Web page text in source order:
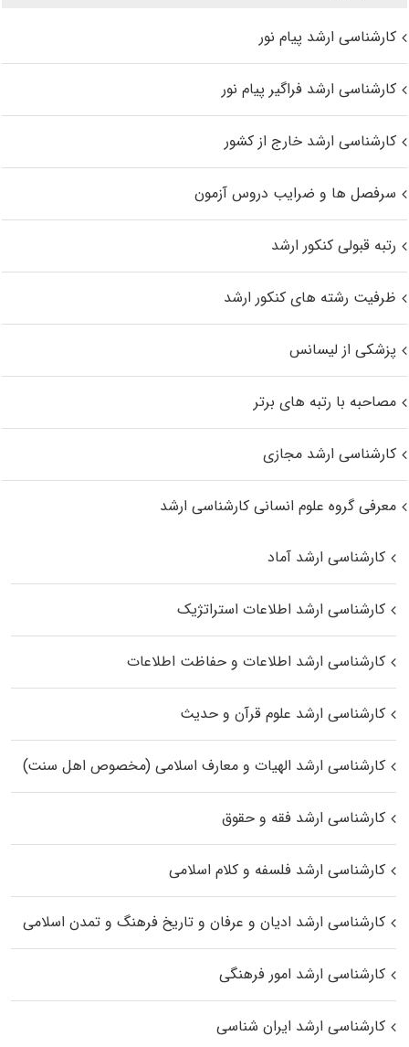
کارشناسی ارشد پیام نور
کارشناسی ارشد فراگیر پیام نور
کارشناسی ارشد خارج از کشور
سرفصل ها و ضرایب دروس آزمون
رتبه قبولی کنکور ارشد
ظرفیت رشته های کنکور ارشد
پزشکی از لیسانس
مصاحبه با رتبه های برتر
کارشناسی ارشد مجازی
معرفی گروه علوم انسانی کارشناسی ارشد
کارشناسی ارشد آماد
کارشناسی ارشد اطلاعات استراتژیک
کارشناسی ارشد اطلاعات و حفاظت اطلاعات
کارشناسی ارشد علوم قرآن و حدیث
کارشناسی ارشد الهیات و معارف اسلامی (مخصوص اهل سنت)
کارشناسی ارشد فقه و حقوق
کارشناسی ارشد فلسفه و کلام اسلامی
کارشناسی ارشد ادیان و عرفان و تاریخ فرهنگ و تمدن اسلامی
کارشناسی ارشد امور فرهنگی
کارشناسی ارشد ایران شناسی